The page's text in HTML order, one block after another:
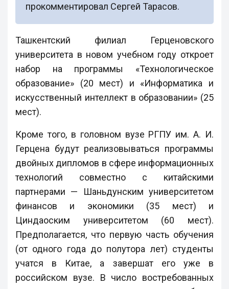
прокомментировал Сергей Тарасов.
Ташкентский филиал Герценовского
университета в новом учебном году откроет
набор на программы «Технологическое
образование» (20 мест) и «Информатика и
искусственный интеллект в образовании» (25
мест).
Кроме того, в головном вузе РГПУ им. А. И.
Герцена будут реализовываться программы
двойных дипломов в сфере информационных
технологий совместно с китайскими
партнерами — Шаньдунским университетом
финансов и экономики (35 мест) и
Циндаоским университетом (60 мест).
Предполагается, что первую часть обучения
(от одного года до полутора лет) студенты
учатся в Китае, а завершат его уже в
российском вузе. В число востребованных